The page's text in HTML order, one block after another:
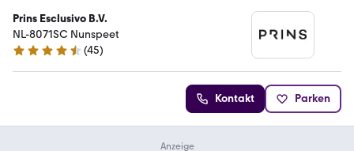
Prins Esclusivo B.V.
NL-8071SC Nunspeet
4.7 Sterne
(45)
Kontakt Parken